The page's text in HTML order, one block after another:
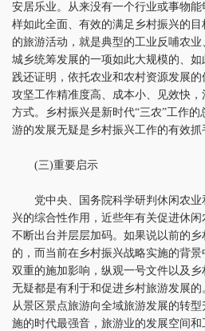
安居乐业。从来没有一个行业或事物
样如此全面、有效的满足乡村振兴的
的旅游活动，就是典型的工业反哺农
城乡统筹发展的一项如此大规模的、
践还证明，依托农业和农村资源发展
攻坚工作精准度高、成本小、见效快，
方式。乡村振兴是新时代“三农”工作
游的发展无疑是乡村振兴工作的有效抓
(三)重要启示
党中央、国务院科学研判休闲农业
兴的综合性作用，近些年有关促进休
不断出台并层层加码。如果说以前的
的，而当前在乡村振兴战略实施的背
双重的施加影响，纵观一号文件以及
无疑都是有利于和促进乡村旅游发展
从景区景点旅游向全域旅游发展的转
施的时代最强音，旅游业的发展空间